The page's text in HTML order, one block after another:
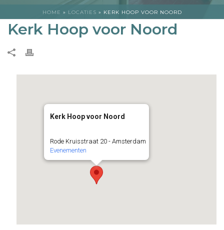
HOME » LOCATIES » KERK HOOP VOOR NOORD
Kerk Hoop voor Noord
Kerk Hoop voor Noord
Rode Kruisstraat 20 - Amsterdam
Evenementen